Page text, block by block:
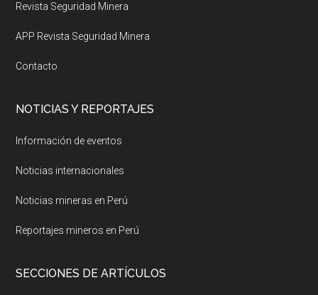
Revista Seguridad Minera
APP Revista Seguridad Minera
Contacto
NOTICIAS Y REPORTAJES
Información de eventos
Noticias internacionales
Noticias mineras en Perú
Reportajes mineros en Perú
SECCIONES DE ARTÍCULOS